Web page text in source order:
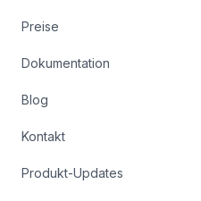
Preise
Dokumentation
Blog
Kontakt
Produkt-Updates